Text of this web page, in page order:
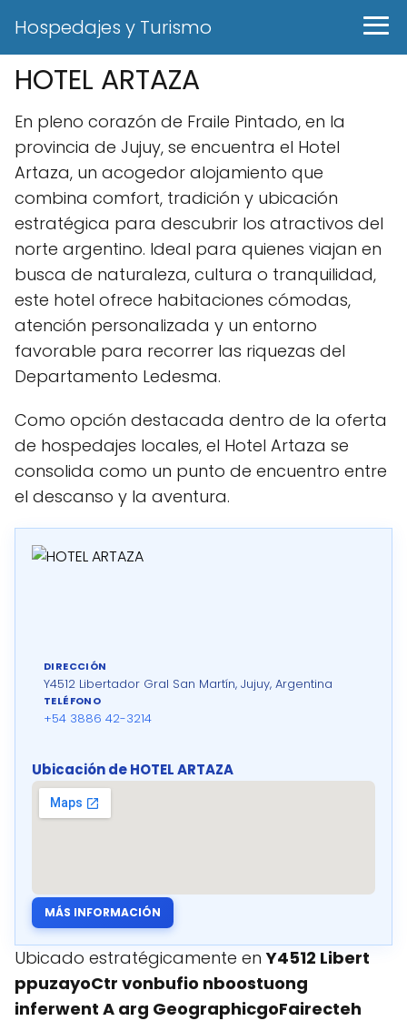
Hospedajes y Turismo
HOTEL ARTAZA
En pleno corazón de Fraile Pintado, en la
provincia de Jujuy, se encuentra el Hotel
Artaza, un acogedor alojamiento que
combina comfort, tradición y ubicación
estratégica para descubrir los atractivos del
norte argentino. Ideal para quienes viajan en
busca de naturaleza, cultura o tranquilidad,
este hotel ofrece habitaciones cómodas,
atención personalizada y un entorno
favorable para recorrer las riquezas del
Departamento Ledesma.
Como opción destacada dentro de la oferta
de hospedajes locales, el Hotel Artaza se
consolida como un punto de encuentro entre
el descanso y la aventura.
DIRECCIÓN
Y4512 Libertador Gral San Martín, Jujuy, Argentina
TELÉFONO
+54 3886 42-3214
Ubicación de HOTEL ARTAZA
MÁS INFORMACIÓN
Ubicado estratégicamente enY4512 Libert
ppuzayoCtr vonbufio nboostuong
inferwent A arg GeographicgoFairecteh